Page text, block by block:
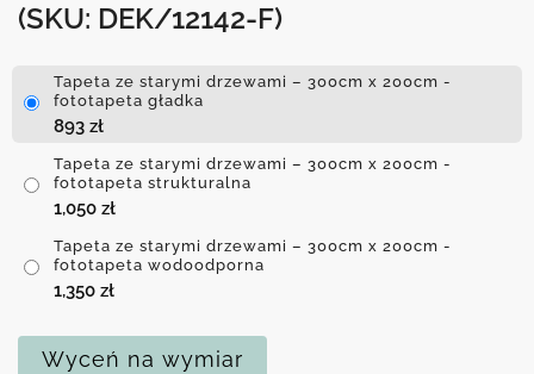
(SKU: DEK/12142-F)
Tapeta ze starymi drzewami – 300cm x 200cm -
fototapeta gładka
893 zł
Tapeta ze starymi drzewami – 300cm x 200cm -
fototapeta strukturalna
1,050 zł
Tapeta ze starymi drzewami – 300cm x 200cm -
fototapeta wodoodporna
1,350 zł
Wyceń na wymiar